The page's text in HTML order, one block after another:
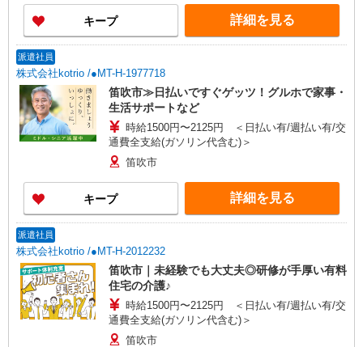
キープ 詳細を見る
派遣社員
株式会社kotrio /●MT-H-1977718
笛吹市≫日払いですぐゲッツ！グルホで家事・
生活サポートなど
時給1500円〜2125円 ＜日払い有/週払い有/交
通費全支給(ガソリン代含む)＞
笛吹市
キープ 詳細を見る
派遣社員
株式会社kotrio /●MT-H-2012232
笛吹市｜未経験でも大丈夫◎研修が手厚い有料
住宅の介護♪
時給1500円〜2125円 ＜日払い有/週払い有/交
通費全支給(ガソリン代含む)＞
笛吹市